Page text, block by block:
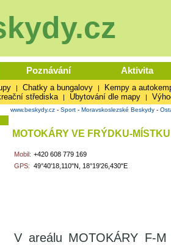
Poznávání Aktivita
| Chatky a bungalovy | Kempy a
střediska | Ubytování dle mapy |
www.beskydy.cz - Sport - Moravskoslezské Beskydy -
MOTOKÁRY VE FRÝDKU-MÍSTKU
Mobil: +420 608 779 169
GPS: 49°40'18,110"N, 18°19'26,430"E
V areálu MOTOKÁRY F-